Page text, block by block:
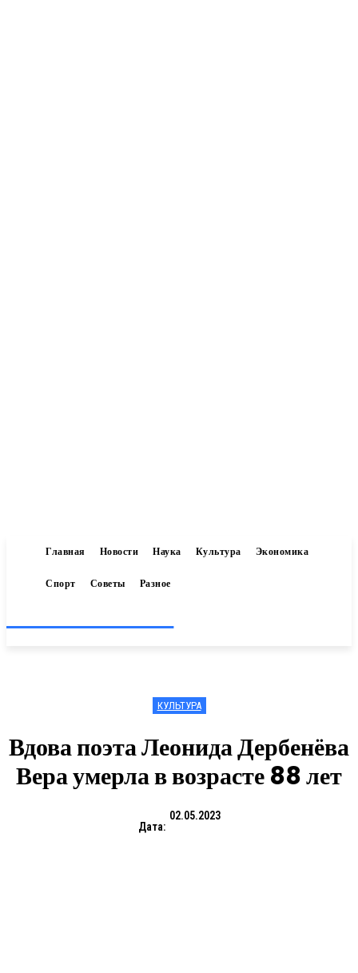
Главная Новости Наука Культура Экономика
Спорт Советы Разное
КУЛЬТУРА
Вдова поэта Леонида Дербенёва
Вера умерла в возрасте 88 лет
Дата:
02.05.2023